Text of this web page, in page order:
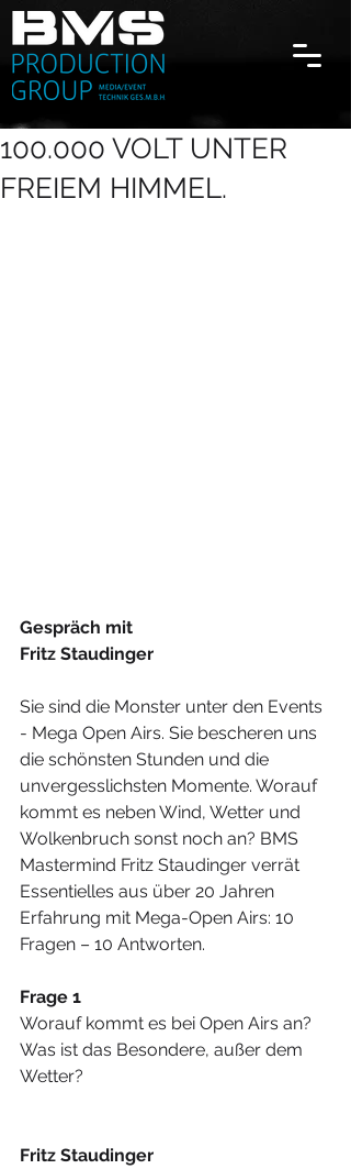
100.000 VOLT UNTER
FREIEM HIMMEL.
Gespräch mit
Fritz Staudinger
Sie sind die Monster unter den Events
- Mega Open Airs. Sie bescheren uns
die schönsten Stunden und die
unvergesslichsten Momente. Worauf
kommt es neben Wind, Wetter und
Wolkenbruch sonst noch an? BMS
Mastermind Fritz Staudinger verrät
Essentielles aus über 20 Jahren
Erfahrung mit Mega-Open Airs: 10
Fragen – 10 Antworten.
Frage 1
Worauf kommt es bei Open Airs an?
Was ist das Besondere, außer dem
Wetter?
Fritz Staudinger